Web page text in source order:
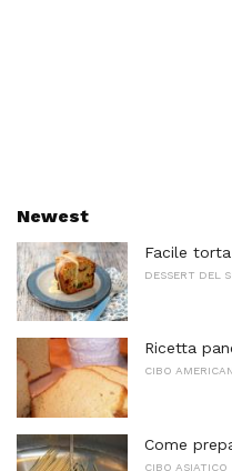
Newest
Facile
DESSERT DEL
Ricetta
CIBO
Come
CIBO ASIATICO